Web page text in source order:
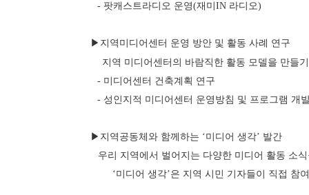
- 팟캐스트라디오 운영(재미IN 라디오)
▶지역미디어센터 운영 방안 및 활동 사례 연구
지역 미디어센터의 바람직한 활동 모델을 만
- 미디어센터 건축계획 연구
- 성인지적 미디어센터 운영방침 및 프로그램 개
▶지역공동체와 함께하는 ‘미디어 생각’ 발간
우리 지역에서 벌어지는 다양한 미디어 활동 소
‘미디어 생각’은 지역 시민 기자들이 직접 참